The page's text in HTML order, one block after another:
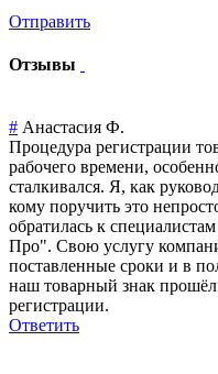
Отправить
Отзывы
# Анастасия Ф.
Процедура регистрации
рабочего времени,
сталкивался. Я, как
кому поручить это
обратилась к
Про". Свою услугу
поставленные сроки и в
наш товарный знак
регистрации.
Ответить